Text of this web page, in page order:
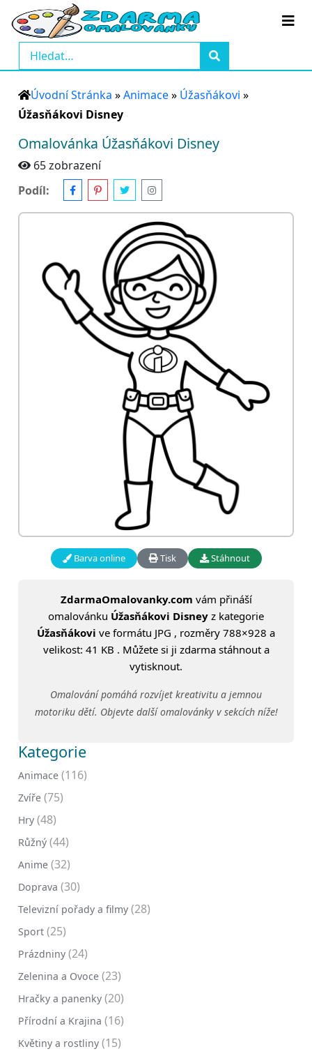
Úvodní Stránka »Animace» Úžasňákovi »
Úžasňákovi Disney
Omalovánka Úžasňákovi Disney
65 zobrazení
Podíl:
Barva online Tisk Stáhnout
ZdarmaOmalovanky.com vám přináší
omalovánku Úžasňákovi Disney z kategorie
Úžasňákovi ve formátu JPG , rozměry 788×928 a
velikost: 41 KB . Můžete si ji zdarma stáhnout a
vytisknout.
Omalování pomáhá rozvíjet kreativitu a jemnou
motoriku dětí. Objevte další omalovánky v sekcích níže!
Kategorie
Animace (116)
Zvíře (75)
Hry (48)
Růžný (44)
Anime (32)
Doprava (30)
Televizní pořady a filmy (28)
Sport (25)
Prázdniny (24)
Zelenina a Ovoce (23)
Hračky a panenky (20)
Přírodní a Krajina (16)
Květiny a rostliny (15)